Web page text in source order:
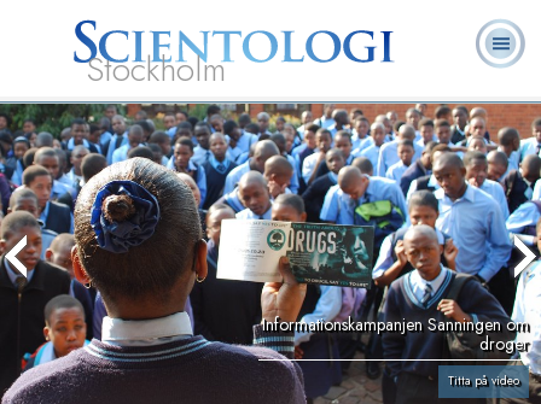
Stockholm
L. Ron
Hubbard
Vad är
Scientologi?
Frivilligpastorer
Ofta ställda
frågor
Böcker
Informationskampanjen Sanningen om
droger
Titta på video